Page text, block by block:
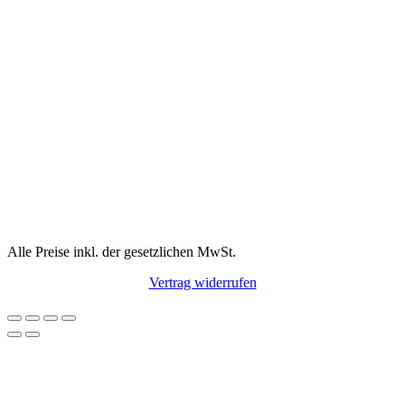
Alle Preise inkl. der gesetzlichen MwSt.
Vertrag widerrufen